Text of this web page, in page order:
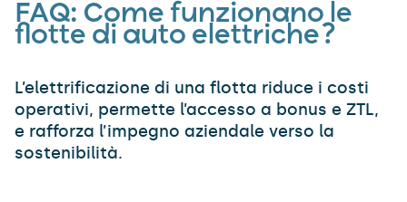
FAQ: Come funzionano le
flotte di auto elettriche?
L’elettrificazione di una flotta riduce i costi
operativi, permette l’accesso a bonus e ZTL,
e rafforza l’impegno aziendale verso la
sostenibilità.